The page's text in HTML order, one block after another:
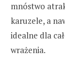
mnóstwo
karuzele, a
idealne dla
wrażenia.